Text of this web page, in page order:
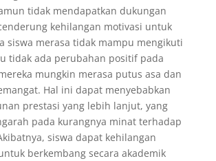
tidak mendapatkan dukungan
kehilangan motivasi untuk
siswa merasa tidak mampu mengikuti
tidak ada perubahan positif pada
mungkin merasa putus asa dan
Hal ini dapat menyebabkan
prestasi yang lebih lanjut, yang
pada kurangnya minat terhadap
siswa dapat kehilangan
berkembang secara akademik